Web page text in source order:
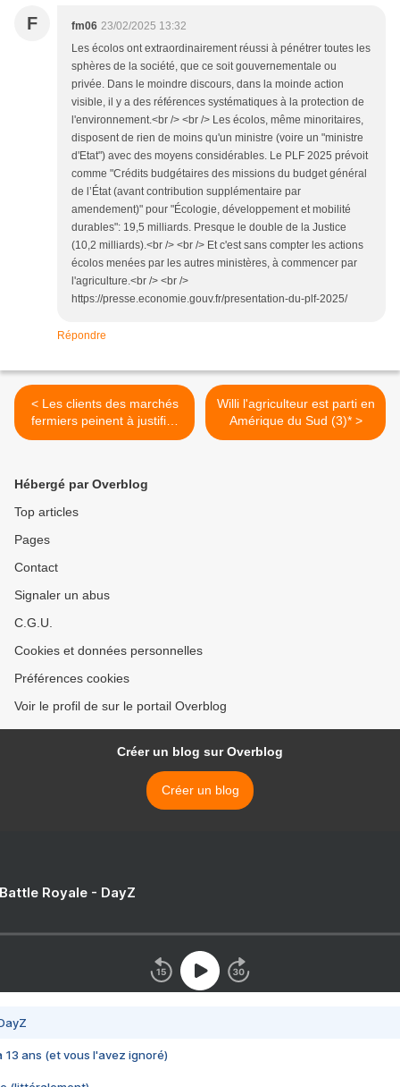
F fm06 23/02/2025 13:32
Les écolos ont extraordinairement réussi à pénétrer toutes les
sphères de la société, que ce soit gouvernementale ou
privée. Dans le moindre discours, dans la moinde action
visible, il y a des références systématiques à la protection de
l'environnement.<br /> <br /> Les écolos, même minoritaires,
disposent de rien de moins qu'un ministre (voire un "ministre
d'Etat") avec des moyens considérables. Le PLF 2025 prévoit
comme "Crédits budgétaires des missions du budget général
de l’État (avant contribution supplémentaire par
amendement)" pour "Écologie, développement et mobilité
durables": 19,5 milliards. Presque le double de la Justice
(10,2 milliards).<br /> <br /> Et c'est sans compter les actions
écolos menées par les autres ministères, à commencer par
l'agriculture.<br /> <br />
https://presse.economie.gouv.fr/presentation-du-plf-2025/
Répondre
< Les clients des marchés
fermiers peinent à justifier
la valeur du prix des
Willi l'agriculteur est parti en
Amérique du Sud (3)* >
Hébergé par Overblog
Top articles
Pages
Contact
Signaler un abus
C.G.U.
Cookies et données personnelles
Préférences cookies
Voir le profil de sur le portail Overblog
Créer un blog sur Overblog
Créer un blog
Royale - DayZ
13 ans (et vous l'avez ignoré)